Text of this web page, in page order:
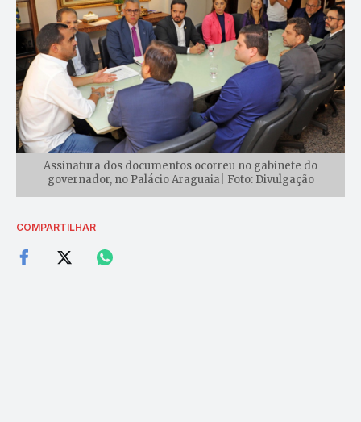
Assinatura dos documentos ocorreu no gabinete do
governador, no Palácio Araguaia| Foto: Divulgação
COMPARTILHAR